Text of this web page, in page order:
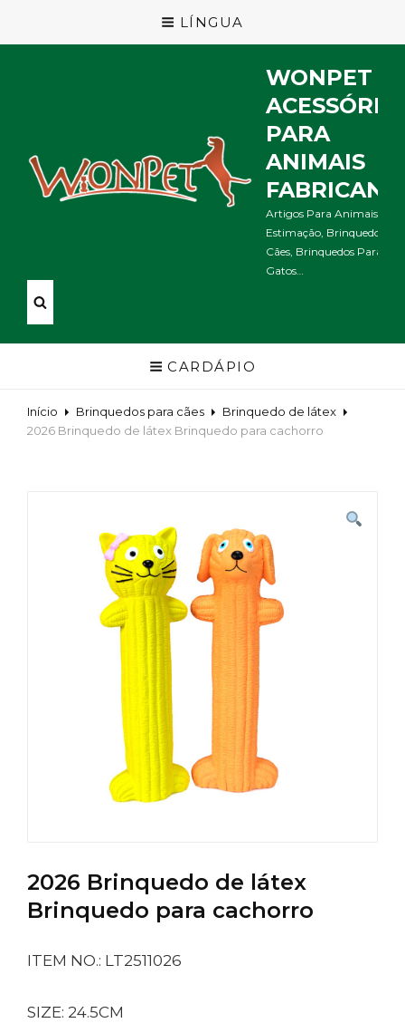
LÍNGUA
WONPET
PARA
ANIMAIS
Artigos Para Animais De
Estimação, Brinquedos
Cães, Brinquedos Para
Gatos…
CARDÁPIO
Início Brinquedos para cães
Brinquedo de látex
2026 Brinquedo de látex Brinquedo para cachorro
2026 Brinquedo de látex
Brinquedo para cachorro
ITEM NO.: LT2511026
SIZE: 24.5CM